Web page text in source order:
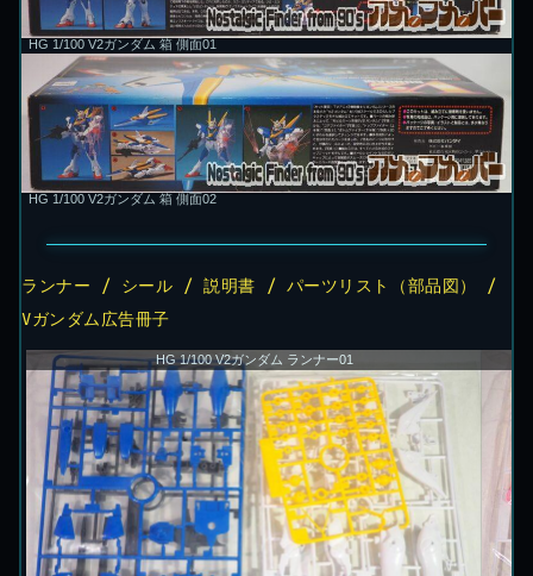
HG 1/100 V2ガンダム 箱 側面01
HG 1/100 V2ガンダム 箱 側面02
ランナー / シール / 説明書 / パーツリスト（部品図） /
Vガンダム広告冊子
HG 1/100 V2ガンダム ランナー01